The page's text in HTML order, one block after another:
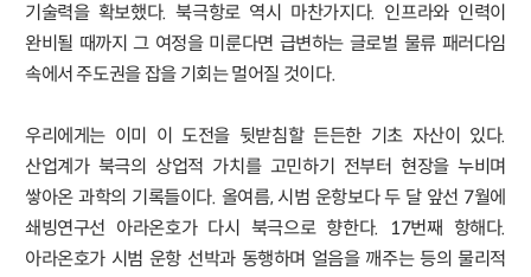
기술력을 확보했다. 북극항로 역시 마찬가지다. 인프라와 인력이
완비될 때까지 그 여정을 미룬다면 급변하는 글로벌 물류 패러다임
속에서 주도권을 잡을 기회는 멀어질 것이다.
우리에게는 이미 이 도전을 뒷받침할 든든한 기초 자산이 있다.
산업계가 북극의 상업적 가치를 고민하기 전부터 현장을 누비며
쌓아온 과학의 기록들이다. 올여름, 시범 운항보다 두 달 앞선 7월에
쇄빙연구선 아라온호가 다시 북극으로 향한다. 17번째 항해다.
아라온호가 시범 운항 선박과 동행하며 얼음을 깨주는 등의 물리적